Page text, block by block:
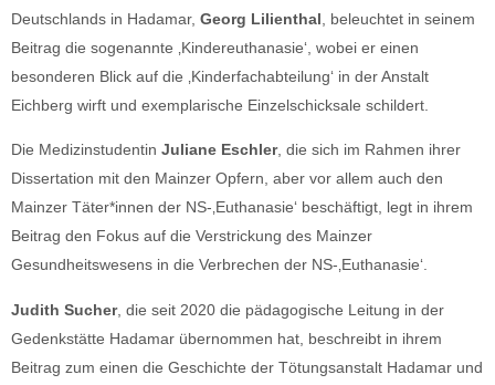
Deutschlands in Hadamar, Georg Lilienthal , beleuchtet in seinem
Beitrag die sogenannte ‚Kindereuthanasie‘, wobei er einen
besonderen Blick auf die ‚Kinderfachabteilung‘ in der Anstalt
Eichberg wirft und exemplarische Einzelschicksale schildert.
Die Medizinstudentin Juliane Eschler, die sich im Rahmen ihrer
Dissertation mit den Mainzer Opfern, aber vor allem auch den
Mainzer Täter*innen der NS-‚Euthanasie‘ beschäftigt, legt in ihrem
Beitrag den Fokus auf die Verstrickung des Mainzer
Gesundheitswesens in die Verbrechen der NS-‚Euthanasie‘.
Judith Sucher, die seit 2020 die pädagogische Leitung in der
Gedenkstätte Hadamar übernommen hat, beschreibt in ihrem
Beitrag zum einen die Geschichte der Tötungsanstalt Hadamar und